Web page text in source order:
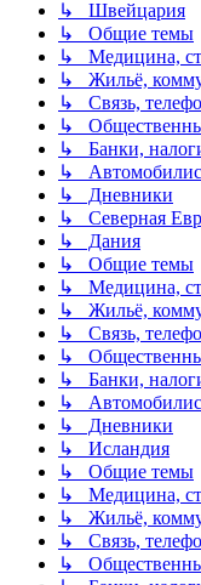
↳ Швейцария
↳ Общие темы
↳ Медицина,
↳ Жильё,
↳ Связь,
↳
↳ Банки,
↳
↳ Дневники
↳ Северная
↳ Дания
↳ Общие темы
↳ Медицина,
↳ Жильё,
↳ Связь,
↳
↳ Банки,
↳
↳ Дневники
↳ Исландия
↳ Общие темы
↳ Медицина,
↳ Жильё,
↳ Связь,
↳